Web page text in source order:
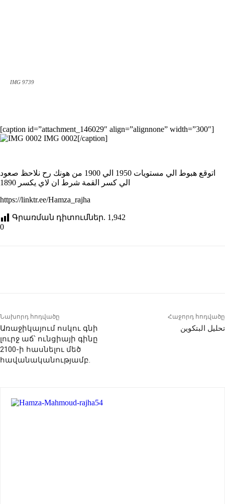
IMG 9739
[caption id=”attachment_146029″ align=”alignnone” width=”300″]
IMG 0002[/caption]
اتوقع هبوط الي مستويات 1950 الي 1900 من هونك رح نلاحظ صعود
الي كسر القمة شرط ان لاي يكسر 1890
https://linktr.ee/Hamza_rajha
Գրառման դիտումներ. 1,942
0
Նախորդ հոդվածը
Առաջիկայում ոսկու գնի
լուրջ աճ՝ ունցիայի գինը
2100-ի հասնելու մեծ
հավանականությամբ.
Հաջորդ հոդվածը
تحليل البتكوين